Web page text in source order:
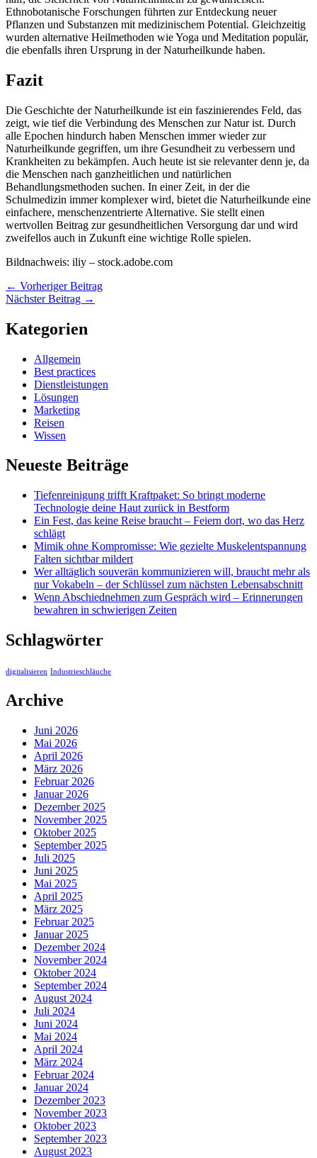
Ethnobotanische Forschungen führten zur Entdeckung neuer
Pflanzen und Substanzen mit medizinischem Potential. Gleichzeitig
wurden alternative Heilmethoden wie Yoga und Meditation populär,
die ebenfalls ihren Ursprung in der Naturheilkunde haben.
Fazit
Die Geschichte der Naturheilkunde ist ein faszinierendes Feld, das
zeigt, wie tief die Verbindung des Menschen zur Natur ist. Durch
alle Epochen hindurch haben Menschen immer wieder zur
Naturheilkunde gegriffen, um ihre Gesundheit zu verbessern und
Krankheiten zu bekämpfen. Auch heute ist sie relevanter denn je, da
die Menschen nach ganzheitlichen und natürlichen
Behandlungsmethoden suchen. In einer Zeit, in der die
Schulmedizin immer komplexer wird, bietet die Naturheilkunde eine
einfachere, menschenzentrierte Alternative. Sie stellt einen
wertvollen Beitrag zur gesundheitlichen Versorgung dar und wird
zweifellos auch in Zukunft eine wichtige Rolle spielen.
Bildnachweis: iliy – stock.adobe.com
← Vorheriger Beitrag
Nächster Beitrag →
Kategorien
Allgemein
Best practices
Dienstleistungen
Lösungen
Marketing
Reisen
Wissen
Neueste Beiträge
Tiefenreinigung trifft Kraftpaket: So bringt moderne
Technologie deine Haut zurück in Bestform
Ein Fest, das keine Reise braucht – Feiern dort, wo das Herz
schlägt
Mimik ohne Kompromisse: Wie gezielte Muskelentspannung
Falten sichtbar mildert
Wer alltäglich souverän kommunizieren will, braucht mehr als
nur Vokabeln – der Schlüssel zum nächsten Lebensabschnitt
Wenn Abschiednehmen zum Gespräch wird – Erinnerungen
bewahren in schwierigen Zeiten
Schlagwörter
digitalisieren Industrieschläuche
Archive
Juni 2026
Mai 2026
April 2026
März 2026
Februar 2026
Januar 2026
Dezember 2025
November 2025
Oktober 2025
September 2025
Juli 2025
Juni 2025
Mai 2025
April 2025
März 2025
Februar 2025
Januar 2025
Dezember 2024
November 2024
Oktober 2024
September 2024
August 2024
Juli 2024
Juni 2024
Mai 2024
April 2024
März 2024
Februar 2024
Januar 2024
Dezember 2023
November 2023
Oktober 2023
September 2023
August 2023